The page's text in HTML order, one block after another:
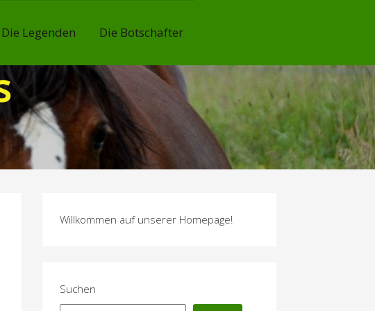
Die Legenden Die Botschafter
Willkommen auf unserer Homepage!
Suchen